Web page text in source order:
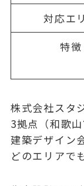
対応エ
特徴
株式会社スタ
3拠点（和歌
建築デザイン
どのエリアで